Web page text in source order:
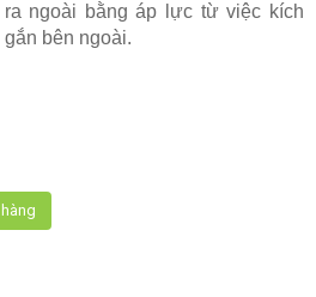
ngoài bằng áp lực từ việc kích
bên ngoài.